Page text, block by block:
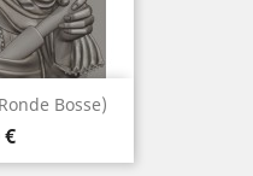
Bosse)
€